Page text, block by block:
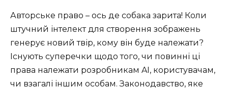
Авторське право – ось де собака зарита! Коли
штучний інтелект для створення зображень
генерує новий твір, кому він буде належати?
Існують суперечки щодо того, чи повинні ці
права належати розробникам AI, користувачам,
чи взагалі іншим особам. Законодавство, яке